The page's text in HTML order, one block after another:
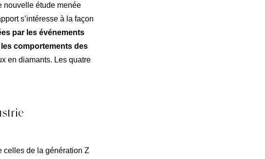
nouvelle étude menée
s’intéresse à la façon
par les événements
comportements des
en diamants. Les quatre
celles de la génération Z